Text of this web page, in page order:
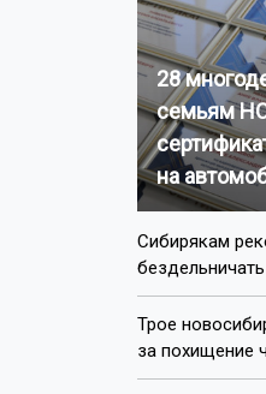
28
семьям
на
Сибирякам
бездельничать
Трое
за похищение